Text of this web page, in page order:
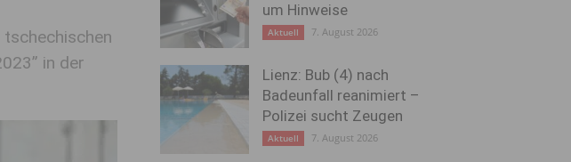
in der
um Hinweise
Aktuell 7. August 2026
Lienz: Bub (4) nach
Badeunfall reanimiert –
Polizei sucht Zeugen
Aktuell 7. August 2026